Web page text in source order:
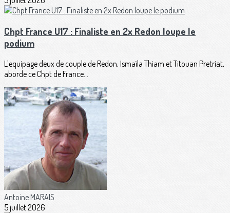
Chpt France U17 : Finaliste en 2x Redon loupe le
podium
L'equipage deux de couple de Redon, Ismaïla Thiam et Titouan Pretriat,
aborde ce Chpt de France...
Antoine MARAIS
5 juillet 2026